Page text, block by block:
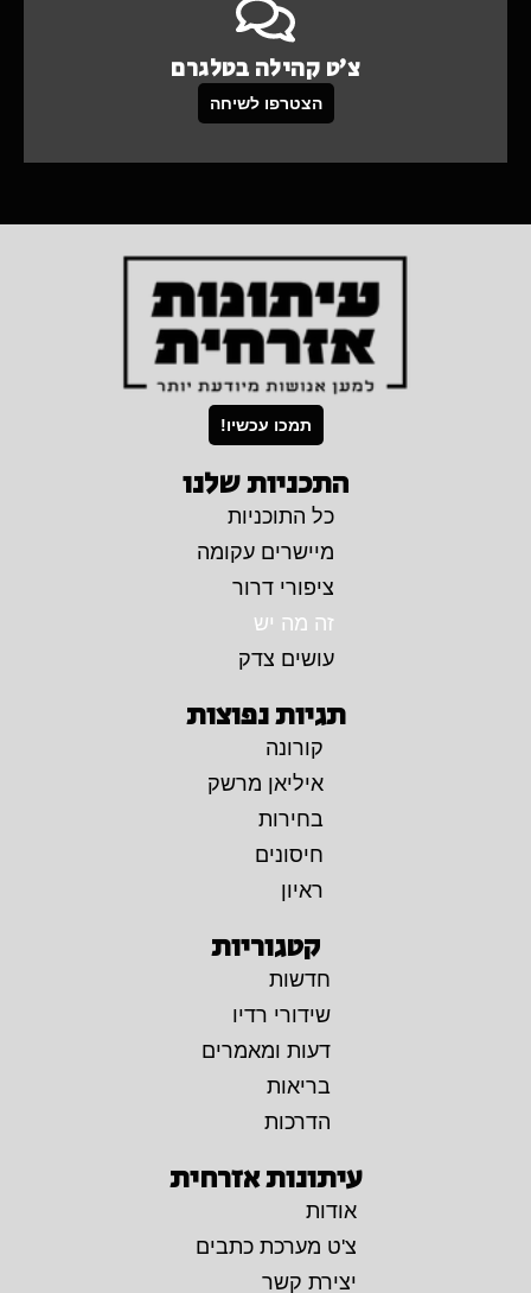
צ'ט קהילה בטלגרם
הצטרפו לשיחה
תמכו עכשיו!
התכניות שלנו
כל התוכניות
מיישרים עקומה
ציפורי דרור
זה מה יש
עושים צדק
תגיות נפוצות
קורונה
איליאן מרשק
בחירות
חיסונים
ראיון
קטגוריות
חדשות
שידורי רדיו
דעות ומאמרים
בריאות
הדרכות
עיתונות אזרחית
אודות
צ'ט מערכת כתבים
יצירת קשר